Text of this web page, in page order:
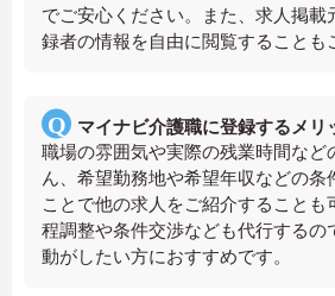
でご安心ください。また、求人掲載
録者の情報を自由に閲覧することも
マイナビ介護職に登録するメリ
職場の雰囲気や実際の残業時間など
ん、希望勤務地や希望年収などの条
ことで他の求人をご紹介することも
程調整や条件交渉なども代行するの
動がしたい方におすすめです。